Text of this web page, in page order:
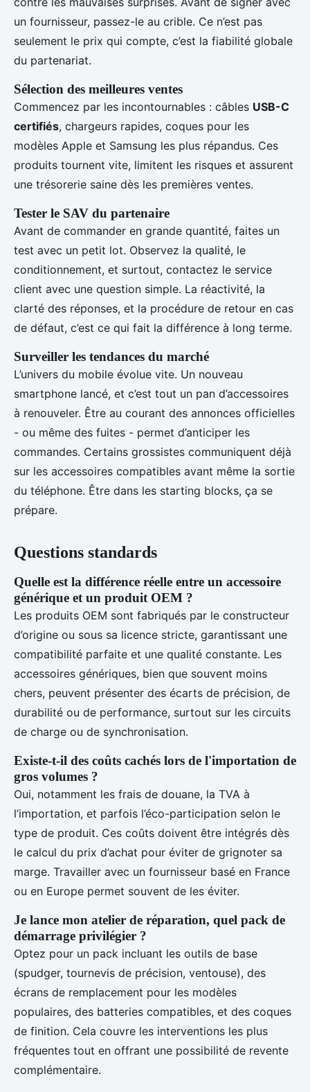
un fournisseur, passez-le au crible. Ce n’est pas
seulement le prix qui compte, c’est la fiabilité globale
du partenariat.
Sélection des meilleures ventes
Commencez par les incontournables : câbles USB-C
certifiés, chargeurs rapides, coques pour les
modèles Apple et Samsung les plus répandus. Ces
produits tournent vite, limitent les risques et assurent
une trésorerie saine dès les premières ventes.
Tester le SAV du partenaire
Avant de commander en grande quantité, faites un
test avec un petit lot. Observez la qualité, le
conditionnement, et surtout, contactez le service
client avec une question simple. La réactivité, la
clarté des réponses, et la procédure de retour en cas
de défaut, c’est ce qui fait la différence à long terme.
Surveiller les tendances du marché
L’univers du mobile évolue vite. Un nouveau
smartphone lancé, et c’est tout un pan d’accessoires
à renouveler. Être au courant des annonces officielles
- ou même des fuites - permet d’anticiper les
commandes. Certains grossistes communiquent déjà
sur les accessoires compatibles avant même la sortie
du téléphone. Être dans les starting blocks, ça se
prépare.
Questions standards
Quelle est la différence réelle entre un accessoire
générique et un produit OEM ?
Les produits OEM sont fabriqués par le constructeur
d’origine ou sous sa licence stricte, garantissant une
compatibilité parfaite et une qualité constante. Les
accessoires génériques, bien que souvent moins
chers, peuvent présenter des écarts de précision, de
durabilité ou de performance, surtout sur les circuits
de charge ou de synchronisation.
Existe-t-il des coûts cachés lors de l'importation de
gros volumes ?
Oui, notamment les frais de douane, la TVA à
l’importation, et parfois l’éco-participation selon le
type de produit. Ces coûts doivent être intégrés dès
le calcul du prix d’achat pour éviter de grignoter sa
marge. Travailler avec un fournisseur basé en France
ou en Europe permet souvent de les éviter.
Je lance mon atelier de réparation, quel pack de
démarrage privilégier ?
Optez pour un pack incluant les outils de base
(spudger, tournevis de précision, ventouse), des
écrans de remplacement pour les modèles
populaires, des batteries compatibles, et des coques
de finition. Cela couvre les interventions les plus
fréquentes tout en offrant une possibilité de revente
complémentaire.